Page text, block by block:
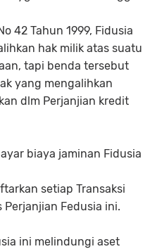
42 Tahun 1999, Fidusia
hak milik atas suatu
tapi benda tersebut
yang mengalihkan
dlm Perjanjian kredit
biaya jaminan Fidusia
setiap Transaksi
Fedusia ini.
ini melindungi aset